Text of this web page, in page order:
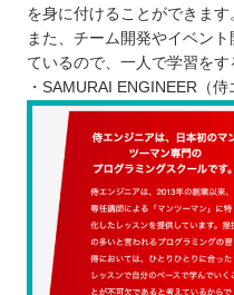
を身に付けることができます
また、チーム開発やイベン
ているので、一人で学習をす
・SAMURAI ENGINEER（侍